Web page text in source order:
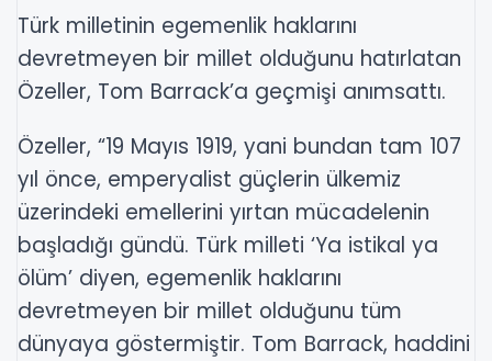
Türk milletinin egemenlik haklarını
devretmeyen bir millet olduğunu hatırlatan
Özeller, Tom Barrack’a geçmişi anımsattı.
Özeller, “19 Mayıs 1919, yani bundan tam 107
yıl önce, emperyalist güçlerin ülkemiz
üzerindeki emellerini yırtan mücadelenin
başladığı gündü. Türk milleti ‘Ya istikal ya
ölüm’ diyen, egemenlik haklarını
devretmeyen bir millet olduğunu tüm
dünyaya göstermiştir. Tom Barrack, haddini